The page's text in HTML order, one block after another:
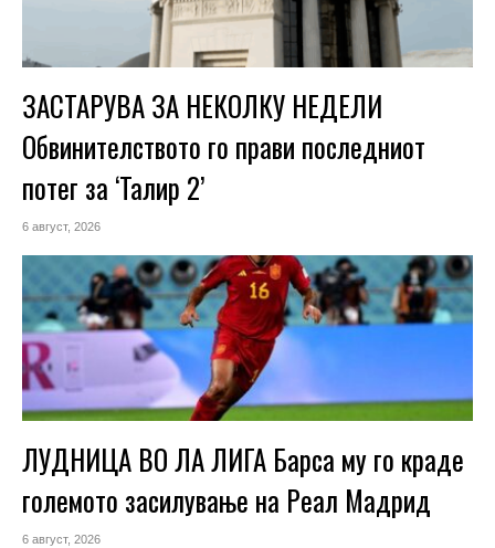
ЗАСТАРУВА ЗА НЕКОЛКУ НЕДЕЛИ
Обвинителството го прави последниот
потег за ‘Талир 2’
6 август, 2026
ЛУДНИЦА ВО ЛА ЛИГА Барса му го краде
големото засилување на Реал Мадрид
6 август, 2026